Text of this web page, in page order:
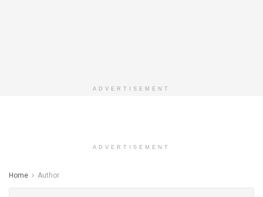
ADVERTISEMENT
ADVERTISEMENT
Home Author